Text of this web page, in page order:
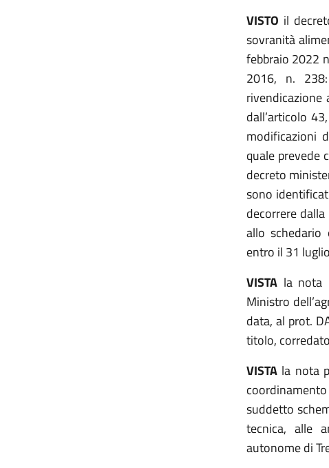
VISTO il
sovranità
febbraio 2022
2016, n.
rivendicazione
dall’articolo
modificazioni
quale prevede
decreto
sono
decorrere
allo schedario
entro il 31
VISTA la nota
Ministro
data, al prot.
titolo,
VISTA la nota
suddetto
tecnica, alle
autonome di